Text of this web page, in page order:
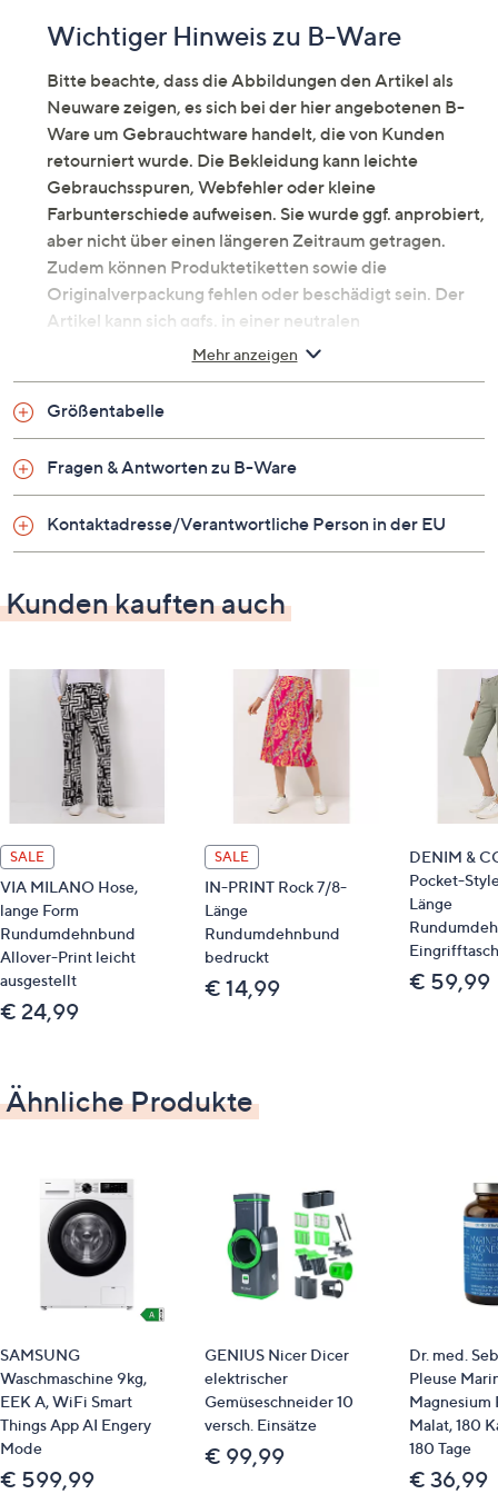
Wichtiger Hinweis zu B-Ware
Bitte beachte, dass die Abbildungen den Artikel als
Neuware zeigen, es sich bei der hier angebotenen B-
Ware um Gebrauchtware handelt, die von Kunden
retourniert wurde. Die Bekleidung kann leichte
Gebrauchsspuren, Webfehler oder kleine
Farbunterschiede aufweisen. Sie wurde ggf. anprobiert,
aber nicht über einen längeren Zeitraum getragen.
Zudem können Produktetiketten sowie die
Originalverpackung fehlen oder beschädigt sein. Der
Artikel kann sich ggfs. in einer neutralen
Umverpackung befinden. Erfahre mehr unter dem
Hose mit Allover-Druck
Bequemer Blickfang: Die stylische Hose von ANNI
FOR FRIENDS.
Auf einen Blick
Jersey
elastische Ware
hohe Taille
Allover-Druck
Maße (Größe 19/38) & Passform
Innenbeinlänge: ca. 74 cm/78 cm
knöchellang
leicht ausgestellt
schmale Passform
Material
95 % Polyester, 5 % Elasthan
Pflege
Mehr anzeigen
Größentabelle
Fragen & Antworten zu B-Ware
Kontaktadresse/Verantwortliche Person in der EU
Kunden kauften auch
SALE
VIA MILANO Hose,
lange Form
Rundumdehnbund
Allover-Print leicht
ausgestellt
€ 24,99
SALE
IN-PRINT Rock 7/8-
Länge
Rundumdehnbund
bedruckt
€ 14,99
DENIM &
Pocket-
Länge
€ 59,99
Ähnliche Produkte
SAMSUNG
Waschmaschine 9kg,
EEK A, WiFi Smart
Things App AI Engery
Mode
€ 599,99
GENIUS Nicer Dicer
elektrischer
Gemüseschneider 10
versch. Einsätze
€ 99,99
Dr. med.
Pleuse
Magnesium
Malat, 180
180 Tage
€ 36,99